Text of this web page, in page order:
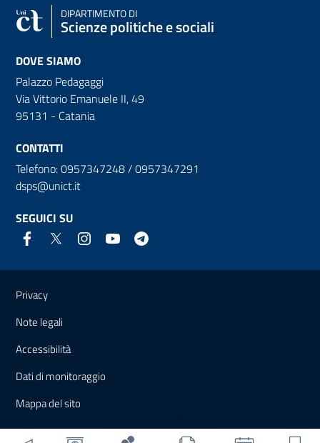
DIPARTIMENTO DI
Scienze politiche e sociali
DOVE SIAMO
Palazzo Pedagaggi
Via Vittorio Emanuele II, 49
95131 - Catania
CONTATTI
Telefono: 0957347248 / 0957347291
dsps@unict.it
SEGUICI SU
Link e informazioni utili
Privacy
Note legali
Accessibilità
Dati di monitoraggio
Mappa del sito